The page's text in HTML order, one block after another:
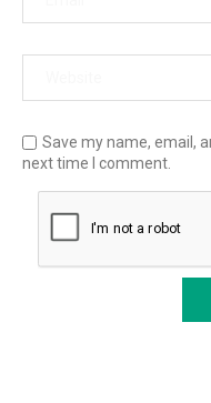
Save my name, email,
next time I comment.